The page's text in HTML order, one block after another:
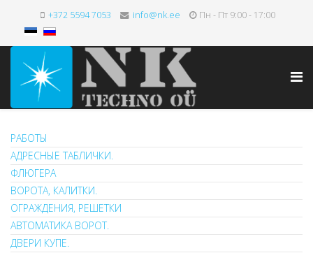
+372 5594 7053 info@nk.ee Пн - Пт 9:00 - 17:00
РАБОТЫ
АДРЕСНЫЕ ТАБЛИЧКИ.
ФЛЮГЕРА
ВОРОТА, КАЛИТКИ.
ОГРАЖДЕНИЯ, РЕШЕТКИ
АВТОМАТИКА ВОРОТ.
ДВЕРИ КУПЕ.